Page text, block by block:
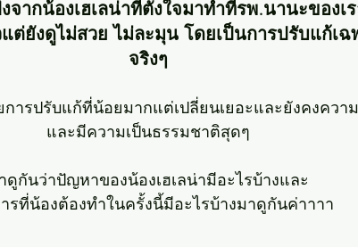
ากน้องเฮเลน่าที่ตั้งใจมาทำที่รพ.นานะของเ
ต่ยังดูไม่สวย ไม่ละมุน โดยเป็นการปรับแก้เ
จริงๆ
การปรับแก้ที่น้อยมากแต่เปลี่ยนเยอะและยังคงควา
และมีความเป็นธรรมชาติสุดๆ
ดูกันว่าปัญหาของน้องเฮเลน่ามีอะไรบ้างและ
รที่น้องต้องทำในครั้งนี้มีอะไรบ้างมาดูกันค่าาาา